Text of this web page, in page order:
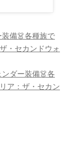
装備👗各種族で
・セカンドウォ
ンダー装備👗各
ア：ザ・セカン